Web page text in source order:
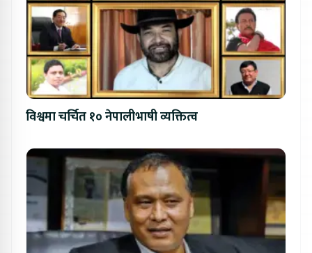
विश्वमा चर्चित १० नेपालीभाषी व्यक्तित्व